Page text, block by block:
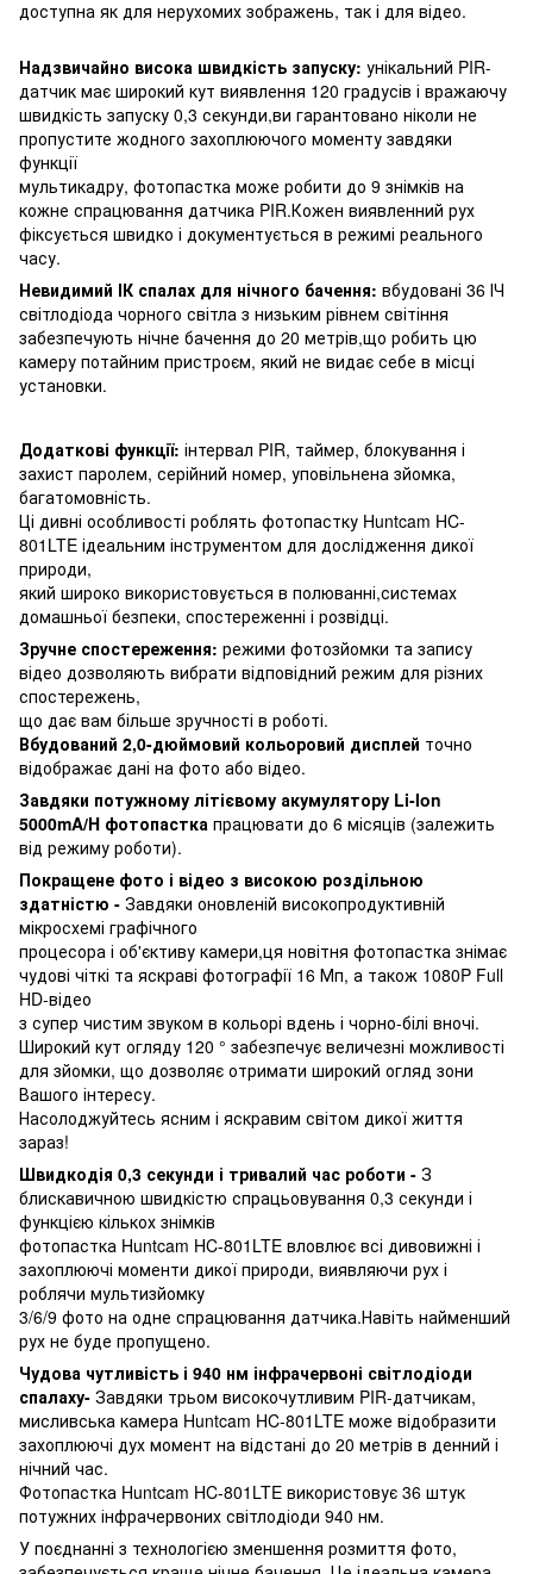
доступна як для нерухомих зображень, так і для відео.
Надзвичайно висока швидкість запуску: унікальний PIR-
датчик має широкий кут виявлення 120 градусів і вражаючу
швидкість запуску 0,3 секунди,ви гарантовано ніколи не
пропустите жодного захоплюючого моменту завдяки
функції
мультикадру, фотопастка може робити до 9 знімків на
кожне спрацювання датчика PIR.Кожен виявленний рух
фіксується швидко і документується в режимі реального
часу.
Невидимий ІК спалах для нічного бачення: вбудовані 36 ІЧ
світлодіода чорного світла з низьким рівнем світіння
забезпечують нічне бачення до 20 метрів,що робить цю
камеру потайним пристроєм, який не видає себе в місці
установки.
Додаткові функції: інтервал PIR, таймер, блокування і
захист паролем, серійний номер, уповільнена зйомка,
багатомовність.
Ці дивні особливості роблять фотопастку Huntcam HC-
801LTE ідеальним інструментом для дослідження дикої
природи,
який широко використовується в полюванні,системах
домашньої безпеки, спостереженні і розвідці.
Зручне спостереження: режими фотозйомки та запису
відео дозволяють вибрати відповідний режим для різних
спостережень,
що дає вам більше зручності в роботі.
Вбудований 2,0-дюймовий кольоровий дисплей точно
відображає дані на фото або відео.
Завдяки потужному літієвому акумулятору Li-Ion
5000mA/H фотопастка працювати до 6 місяців (залежить
від режиму роботи).
Покращене фото і відео з високою роздільною
здатністю - Завдяки оновленій високопродуктивній
мікросхемі графічного
процесора і об'єктиву камери,ця новітня фотопастка знімає
чудові чіткі та яскраві фотографії 16 Мп, а також 1080P Full
HD-відео
з супер чистим звуком в кольорі вдень ​​і чорно-білі вночі.
Широкий кут огляду 120 ° забезпечує величезні можливості
для зйомки, що дозволяє отримати широкий огляд зони
Вашого інтересу.
Насолоджуйтесь ясним і яскравим світом дикої життя
зараз!
Швидкодія 0,3 секунди і тривалий час роботи - З
блискавичною швидкістю спрацьовування 0,3 секунди і
функцією кількох знімків
фотопастка Huntcam HC-801LTE вловлює всі дивовижні і
захоплюючі моменти дикої природи, виявляючи рух і
роблячи мультизйомку
3/6/9 фото на одне спрацювання датчика.Навіть найменший
рух не буде пропущено.
Чудова чутливість і 940 нм інфрачервоні світлодіоди
спалаху- Завдяки трьом високочутливим PIR-датчикам,
мисливська камера Huntcam HC-801LTE може відобразити
захоплюючі дух момент на відстані до 20 метрів в денний і
нічний час.
Фотопастка Huntcam HC-801LTE використовує 36 штук
потужних інфрачервоних світлодіоди 940 нм.
У поєднанні з технологією зменшення розмиття фото,